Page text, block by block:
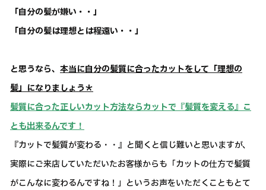
「自分の髪が嫌い・・」
「自分の髪は理想とは程遠い・・」
と思うなら、 本当に自分の髪質に合ったカットをして「理想の
髪」になりましょう＊
髪質に合った正しいカット方法ならカットで『髪質を変える』こ
とも出来るんです！
『カットで髪質が変わる・・』と聞くと信じ難いと思いますが、
実際にご来店していただいたお客様からも「カットの仕方で髪質
がこんなに変わるんですね！」というお声をいただくこともとて